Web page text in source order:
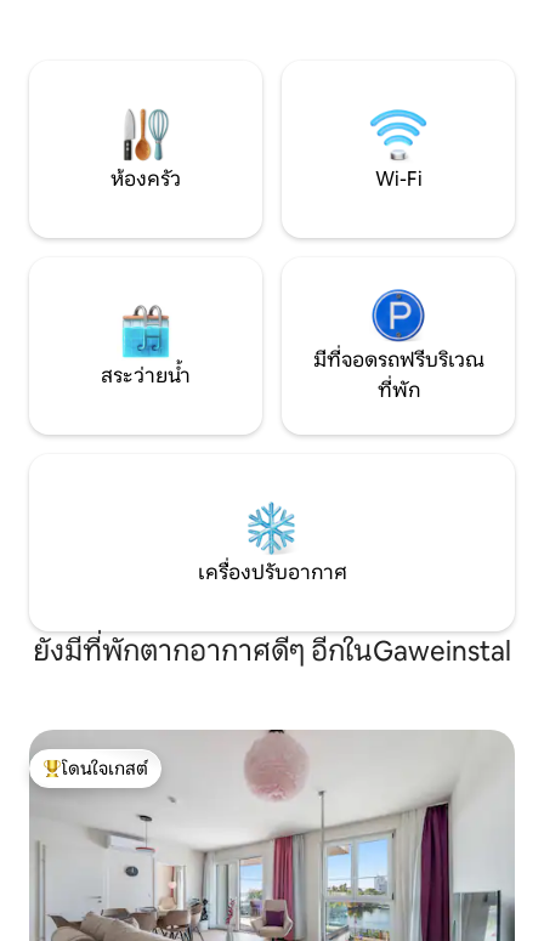
อบอุ่น:)
ห้องครัว Wi-Fi
สระว่ายน้ำ
มีที่จอดรถฟรีบริเวณ
ที่พัก
เครื่องปรับอากาศ
ยังมีที่พักตากอากาศดีๆ อีกในGaweinstal
โดนใจเกสต์ที่สุด
โดนใจเกสต์